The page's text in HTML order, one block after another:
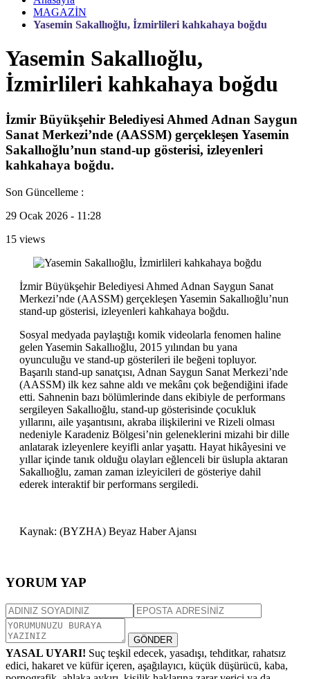
MAGAZİN
Yasemin Sakallıoğlu, İzmirlileri kahkahaya boğdu
Yasemin Sakallıoğlu,
İzmirlileri kahkahaya boğdu
İzmir Büyükşehir Belediyesi Ahmed Adnan Saygun
Sanat Merkezi’nde (AASSM) gerçekleşen Yasemin
Sakallıoğlu’nun stand-up gösterisi, izleyenleri
kahkahaya boğdu.
Son Güncelleme :
29 Ocak 2026 - 11:28
15 views
İzmir Büyükşehir Belediyesi Ahmed Adnan Saygun Sanat
Merkezi’nde (AASSM) gerçekleşen Yasemin Sakallıoğlu’nun
stand-up gösterisi, izleyenleri kahkahaya boğdu.
Sosyal medyada paylaştığı komik videolarla fenomen haline
gelen Yasemin Sakallıoğlu, 2015 yılından bu yana
oyunculuğu ve stand-up gösterileri ile beğeni topluyor.
Başarılı stand-up sanatçısı, Adnan Saygun Sanat Merkezi’nde
(AASSM) ilk kez sahne aldı ve mekânı çok beğendiğini ifade
etti. Sahnenin bazı bölümlerinde dans ekibiyle de performans
sergileyen Sakallıoğlu, stand-up gösterisinde çocukluk
yıllarını, aile yaşantısını, akraba ilişkilerini ve Rizeli olması
nedeniyle Karadeniz Bölgesi’nin geleneklerini mizahi bir dille
anlatarak izleyenlere keyifli anlar yaşattı. Hayat hikâyesini ve
yıllar içinde tanık olduğu olayları eğlenceli bir üslupla aktaran
Sakallıoğlu, zaman zaman izleyicileri de gösteriye dahil
ederek interaktif bir performans sergiledi.
Kaynak: (BYZHA) Beyaz Haber Ajansı
YORUM YAP
GÖNDER
YASAL UYARI! Suç teşkil edecek, yasadışı, tehditkar, rahatsız
edici, hakaret ve küfür içeren, aşağılayıcı, küçük düşürücü, kaba,